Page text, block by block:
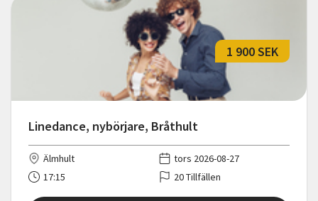
Linedance, nybörjare, Bråthult
1 900 SEK
Älmhult
tors 2026-08-27
17:15
20 Tillfällen